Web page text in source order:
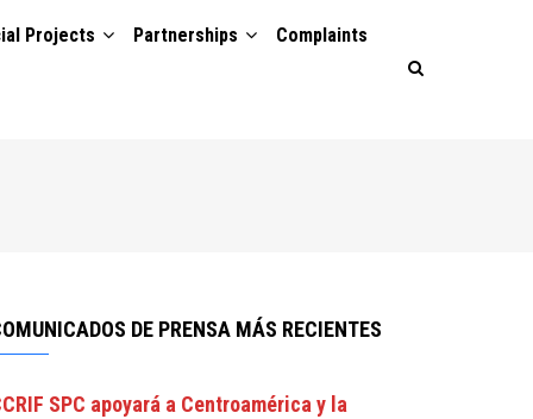
Projects Partnerships Complaints
DE PRENSA MÁS RECIENTES
SPC apoyará a Centroamérica y la